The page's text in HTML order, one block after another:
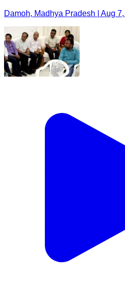
Damoh, Madhya Pradesh | Aug